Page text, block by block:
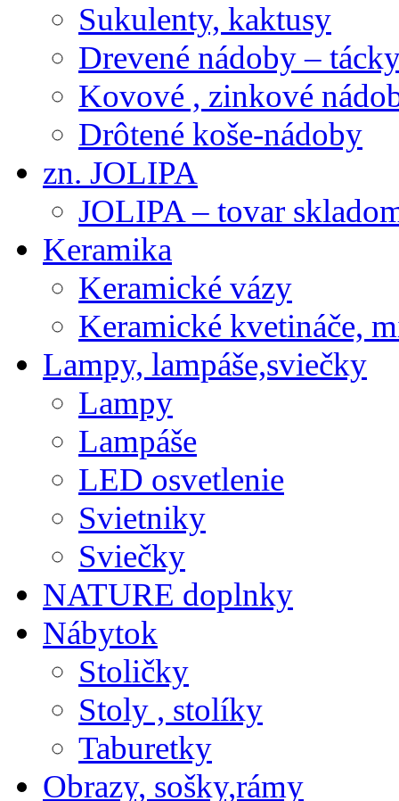
Sukulenty, kaktusy
Drevené nádoby –
Kovové , zinkové
Drôtené koše-nádoby
zn. JOLIPA
JOLIPA – tovar
Keramika
Keramické vázy
Keramické kvetináče,
Lampy, lampáše,sviečky
Lampy
Lampáše
LED osvetlenie
Svietniky
Sviečky
NATURE doplnky
Nábytok
Stoličky
Stoly , stolíky
Taburetky
Obrazy, sošky,rámy